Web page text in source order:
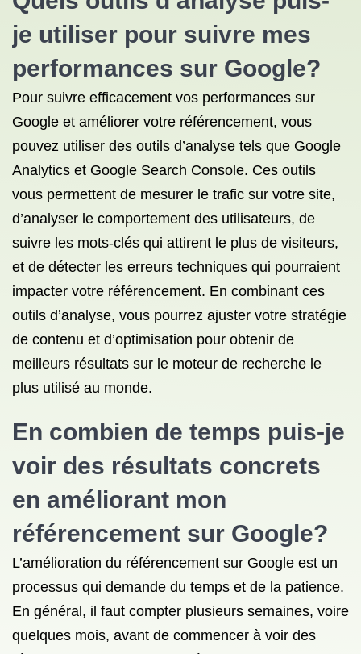
je utiliser pour suivre mes
performances sur Google?
Pour suivre efficacement vos performances sur
Google et améliorer votre référencement, vous
pouvez utiliser des outils d’analyse tels que Google
Analytics et Google Search Console. Ces outils
vous permettent de mesurer le trafic sur votre site,
d’analyser le comportement des utilisateurs, de
suivre les mots-clés qui attirent le plus de visiteurs,
et de détecter les erreurs techniques qui pourraient
impacter votre référencement. En combinant ces
outils d’analyse, vous pourrez ajuster votre stratégie
de contenu et d’optimisation pour obtenir de
meilleurs résultats sur le moteur de recherche le
plus utilisé au monde.
En combien de temps puis-je
voir des résultats concrets
en améliorant mon
référencement sur Google?
L’amélioration du référencement sur Google est un
processus qui demande du temps et de la patience.
En général, il faut compter plusieurs semaines, voire
quelques mois, avant de commencer à voir des